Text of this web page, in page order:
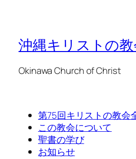
沖縄キリストの
Okinawa Church of Christ
第75回キリストの教会
この教会について
聖書の学び
お知らせ